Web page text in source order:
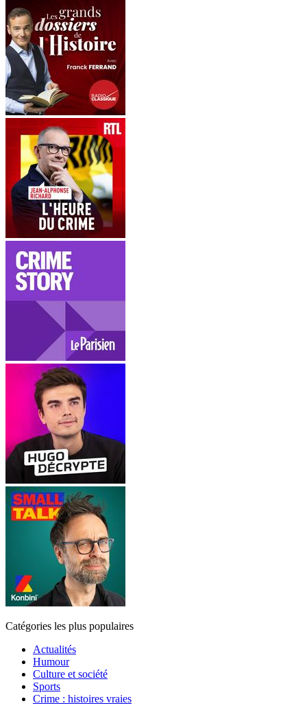
Catégories les plus populaires
Actualités
Humour
Culture et société
Sports
Crime : histoires vraies